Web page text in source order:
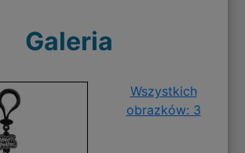
Galeria
Wszystkich
obrazków: 3